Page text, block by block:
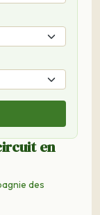
en
des